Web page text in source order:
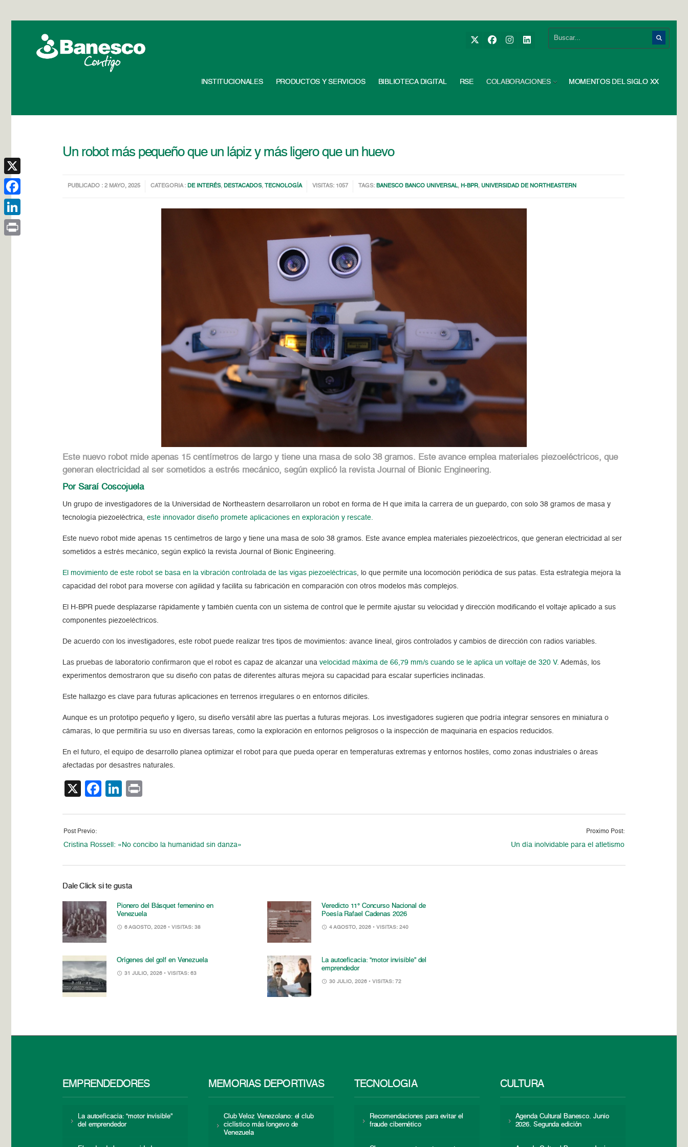
INSTITUCIONALES PRODUCTOS Y SERVICIOS BIBLIOTECA DIGITAL RSE COLABORACIONES MOMENTOS DEL SIGLO XX
Un robot más pequeño que un lápiz y más ligero que un huevo
PUBLICADO : 2 MAYO, 2025 CATEGORIA : DE INTERÉS, DESTACADOS, TECNOLOGÍA VISITAS: 1057 TAGS: BANESCO BANCO UNIVERSAL, H-BPR,UNIVERSIDAD DE NORTHEASTERN
Este nuevo robot mide apenas 15 centímetros de largo y tiene una masa de solo 38 gramos. Este avance emplea materiales piezoeléctricos, que
generan electricidad al ser sometidos a estrés mecánico, según explicó la revista Journal of Bionic Engineering.
Por Saraí Coscojuela
Un grupo de investigadores de la Universidad de Northeastern desarrollaron un robot en forma de H que imita la carrera de un guepardo, con solo 38 gramos de masa y
tecnología piezoeléctrica,este innovador diseño promete aplicaciones en exploración y rescate.
Este nuevo robot mide apenas 15 centímetros de largo y tiene una masa de solo 38 gramos. Este avance emplea materiales piezoeléctricos, que generan electricidad al ser
sometidos a estrés mecánico, según explicó la revista Journal of Bionic Engineering.
El movimiento de este robot se basa en la vibración controlada de las vigas piezoeléctricas , lo que permite una locomoción periódica de sus patas. Esta estrategia mejora la
capacidad del robot para moverse con agilidad y facilita su fabricación en comparación con otros modelos más complejos.
El H-BPR puede desplazarse rápidamente y también cuenta con un sistema de control que le permite ajustar su velocidad y dirección modificando el voltaje aplicado a sus
componentes piezoeléctricos.
De acuerdo con los investigadores, este robot puede realizar tres tipos de movimientos: avance lineal, giros controlados y cambios de dirección con radios variables.
Las pruebas de laboratorio confirmaron que el robot es capaz de alcanzar una velocidad máxima de 66,79 mm/s cuando se le aplica un voltaje de 320 V. Además, los
experimentos demostraron que su diseño con patas de diferentes alturas mejora su capacidad para escalar superficies inclinadas.
Este hallazgo es clave para futuras aplicaciones en terrenos irregulares o en entornos difíciles.
Aunque es un prototipo pequeño y ligero, su diseño versátil abre las puertas a futuras mejoras. Los investigadores sugieren que podría integrar sensores en miniatura o
cámaras, lo que permitiría su uso en diversas tareas, como la exploración en entornos peligrosos o la inspección de maquinaria en espacios reducidos.
En el futuro, el equipo de desarrollo planea optimizar el robot para que pueda operar en temperaturas extremas y entornos hostiles, como zonas industriales o áreas
afectadas por desastres naturales.
X Facebook
LinkedIn
Post Previo:
Cristina Rossell: «No concibo la humanidad sin danza»
Proximo Post:
Un día inolvidable para el atletismo
Dale Click si te gusta
Pionero del Básquet femenino en
Venezuela
6 AGOSTO, 2026 • VISITAS: 38
Veredicto 11° Concurso Nacional de
Poesía Rafael Cadenas 2026
4 AGOSTO, 2026 • VISITAS: 240
Orígenes del golf en Venezuela
31 JULIO, 2026 • VISITAS: 63
La autoeficacia: “motor invisible” del
emprendedor
30 JULIO, 2026 • VISITAS: 72
EMPRENDEDORES
La autoeficacia: “motor invisible”
del emprendedor
MEMORIAS DEPORTIVAS
Club Veloz Venezolano: el club
ciclístico más longevo de
Venezuela
TECNOLOGÍA
Recomendaciones para evitar el
fraude cibernético
CULTURA
Agenda Cultural Banesco. Junio
2026. Segunda edición
X
Facebook
LinkedIn